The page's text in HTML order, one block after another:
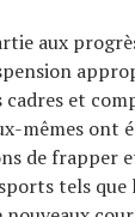
aux
cadres et
mêmes ont
de frapper
tels